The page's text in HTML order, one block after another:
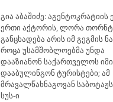
გია აბაშიძე: აგენტოკრატიის
ერთი აქტორის, ლორა
განცხადება არის იმ გეგმის
როცა უსამშობლოებმა უნდა
დააზიანონ საქართველოს
დააბულინგონ ტურისტები; ამ
მრავალწახნაგოვან საბოტაჟს
სუს-ი